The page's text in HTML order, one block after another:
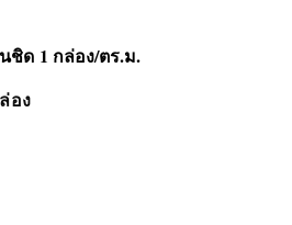
ด 1 กล่อง/ตร.ม.
อง